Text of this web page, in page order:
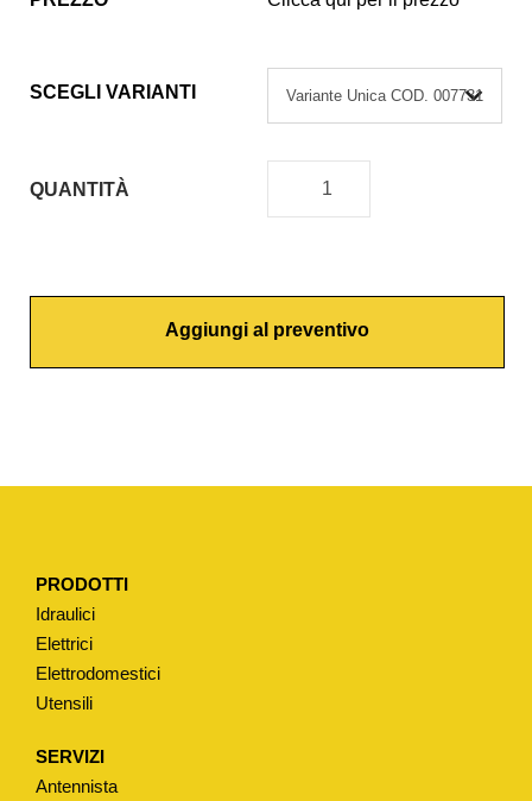
SCEGLI VARIANTI
QUANTITÀ
P
A
O
A
O
T
O
N
A
T
Aggiungi al preventivo
PRODOTTI
Idraulici
Elettrici
Elettrodomestici
Utensili
SERVIZI
Antennista